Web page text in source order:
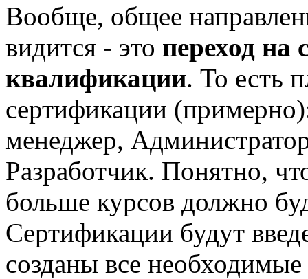
Вообще, общее
видится - это переход на
квалификации. То есть
сертификации
менеджер,
Разработчик. Понятно,
больше курсов должно
Сертификации будут
созданы все